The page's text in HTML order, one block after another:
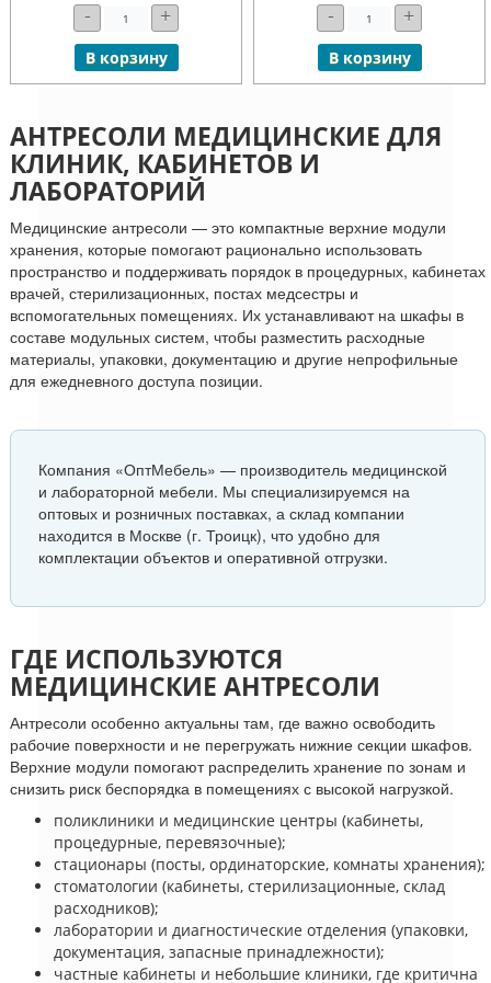
- +
В корзину
- +
В корзину
АНТРЕСОЛИ МЕДИЦИНСКИЕ ДЛЯ
КЛИНИК, КАБИНЕТОВ И
ЛАБОРАТОРИЙ
Медицинские антресоли — это компактные верхние модули
хранения, которые помогают рационально использовать
пространство и поддерживать порядок в процедурных, кабинетах
врачей, стерилизационных, постах медсестры и
вспомогательных помещениях. Их устанавливают на шкафы в
составе модульных систем, чтобы разместить расходные
материалы, упаковки, документацию и другие непрофильные
для ежедневного доступа позиции.
Компания «ОптМебель» — производитель медицинской
и лабораторной мебели. Мы специализируемся на
оптовых и розничных поставках, а склад компании
находится в Москве (г. Троицк), что удобно для
комплектации объектов и оперативной отгрузки.
ГДЕ ИСПОЛЬЗУЮТСЯ
МЕДИЦИНСКИЕ АНТРЕСОЛИ
Антресоли особенно актуальны там, где важно освободить
рабочие поверхности и не перегружать нижние секции шкафов.
Верхние модули помогают распределить хранение по зонам и
снизить риск беспорядка в помещениях с высокой нагрузкой.
поликлиники и медицинские центры (кабинеты,
процедурные, перевязочные);
стационары (посты, ординаторские, комнаты хранения);
стоматологии (кабинеты, стерилизационные, склад
расходников);
лаборатории и диагностические отделения (упаковки,
документация, запасные принадлежности);
частные кабинеты и небольшие клиники, где критична